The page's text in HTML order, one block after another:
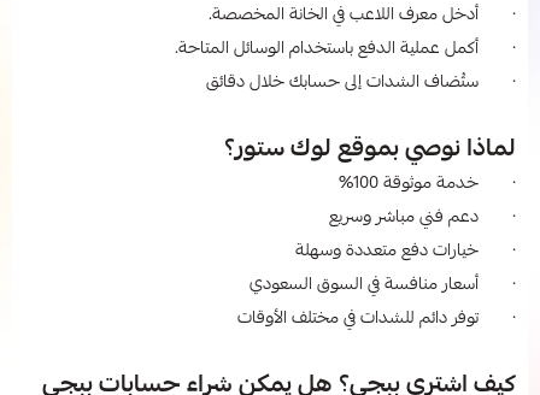
· أدخل معرف اللاعب في الخانة المخصصة.
· أكمل عملية الدفع باستخدام الوسائل المتاحة.
· ستُضاف الشدات إلى حسابك خلال دقائق
لماذا نوصي بموقع لوك ستور؟
· خدمة موثوقة 100%
· دعم فني مباشر وسريع
· خيارات دفع متعددة وسهلة
· أسعار منافسة في السوق السعودي
· توفر دائم للشدات في مختلف الأوقات
كيف اشتري ببجي؟ هل يمكن شراء حسابات ببجي